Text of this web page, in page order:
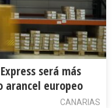
será más
arancel europeo
CANARIAS